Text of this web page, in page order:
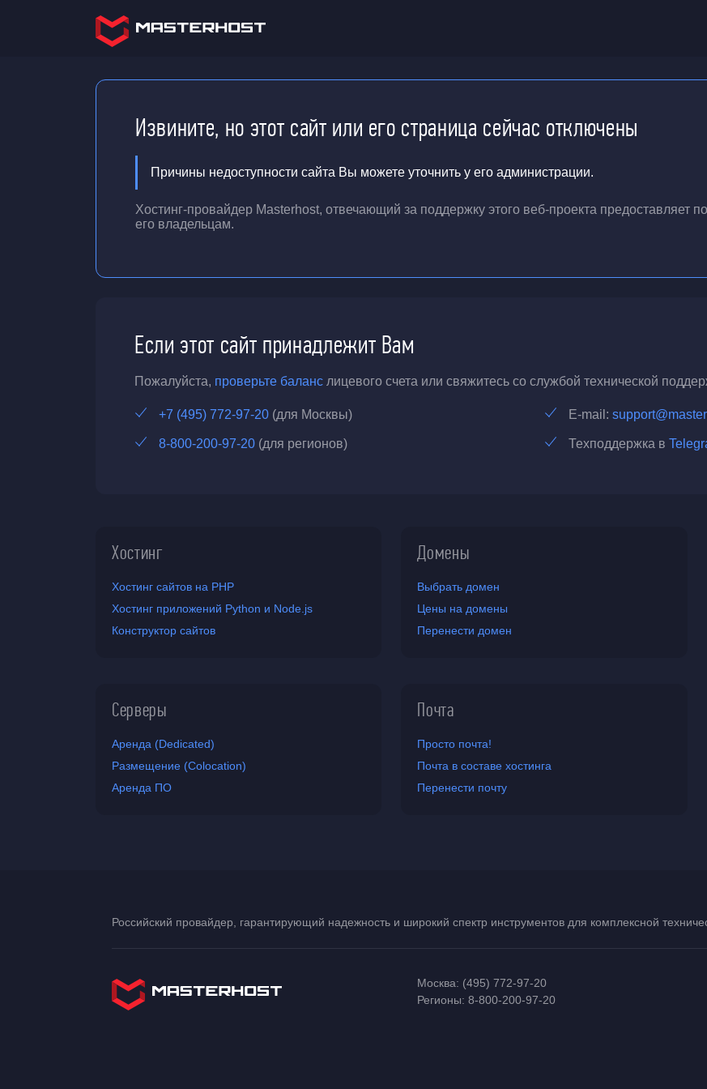
Извините, но этот сайт или его страница сейчас отключены
Причины недоступности сайта Вы можете уточнить у его администрации.
Хостинг-провайдер Masterhost, отвечающий за поддержку этого веб-проекта предоставляет
его владельцам.
Если этот сайт принадлежит Вам
Пожалуйста, проверьте баланс лицевого счета или свяжитесь со службой технической
+7 (495) 772-97-20 (для Москвы)
8-800-200-97-20 (для регионов)
E-mail:
Техподдержка в
Хостинг
Хостинг сайтов на PHP
Хостинг приложений Python и Node.js
Конструктор сайтов
Домены
Выбрать домен
Цены на домены
Перенести домен
Серверы
Аренда (Dedicated)
Размещение (Colocation)
Аренда ПО
Почта
Просто почта!
Почта в составе хостинга
Перенести почту
Российский провайдер, гарантирующий надежность и широкий спектр инструментов для комплексной
Москва: (495) 772-97-20
Регионы:8-800-200-97-20